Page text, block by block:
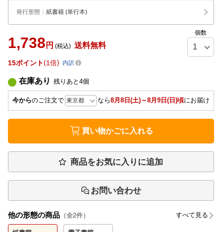
発行形態 ： 紙書籍 (単行本)
1,738 円 (税込) 送料無料
個数
15ポイント 1倍 内訳
在庫あり 残りあと 4個
今からのご注文で なら8月8日(土)～8月9日(日)頃にお届け
買い物かごに入れる
商品をお気に入りに追加
お問い合わせ
他の形態の商品 （全2件） すべて見る